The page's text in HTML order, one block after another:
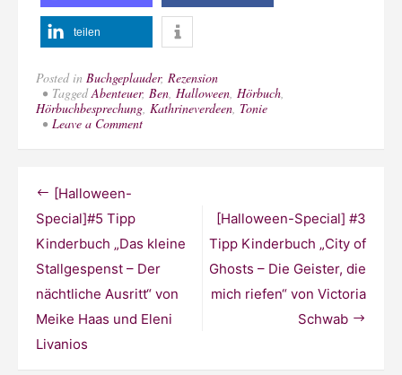
teilen
Posted in Buchgeplauder, Rezension
TaggedAbenteuer, Ben, Halloween, Hörbuch,
Hörbuchbesprechung, Kathrineverdeen, Tonie
Leave a Commenton
Wassermännern
und
Gespenstern
Beitragsnavigation
[Halloween-Special] #3
Tipp Kinderbuch „City of
Ghosts – Die Geister, die
mich riefen“ von Victoria
Schwab
[Halloween-
Special]#5 Tipp
Kinderbuch „Das kleine
Stallgespenst – Der
nächtliche Ausritt“ von
Meike Haas und Eleni
Livanios